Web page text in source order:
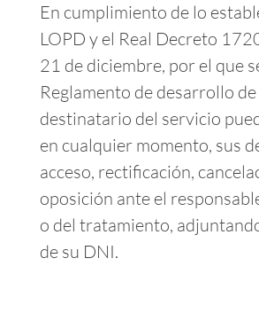
En cumplimiento de lo
LOPD y el Real Decreto
21 de diciembre, por el que
Reglamento de desarrollo de
destinatario del servicio
en cualquier momento, sus
acceso, rectificación,
oposición ante el
o del tratamiento,
de su DNI.